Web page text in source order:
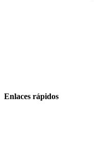
Enlaces rápidos